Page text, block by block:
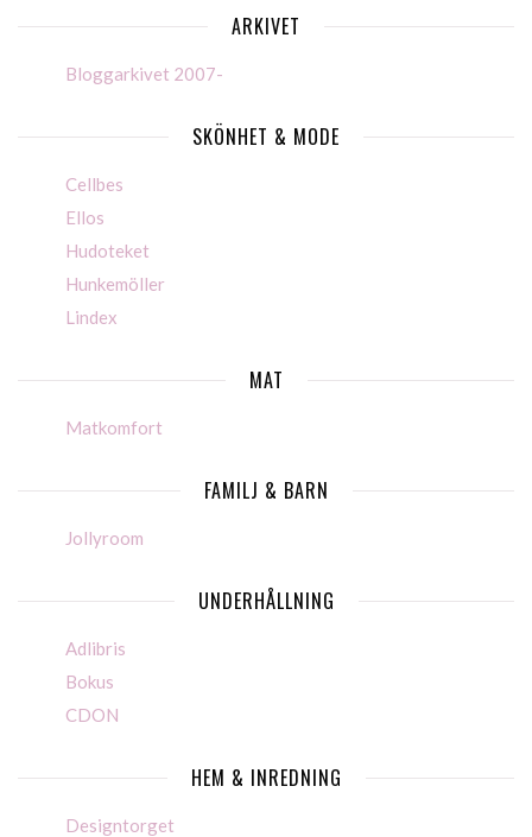
ARKIVET
Bloggarkivet 2007-
SKÖNHET & MODE
Cellbes
Ellos
Hudoteket
Hunkemöller
Lindex
MAT
Matkomfort
FAMILJ & BARN
Jollyroom
UNDERHÅLLNING
Adlibris
Bokus
CDON
HEM & INREDNING
Designtorget